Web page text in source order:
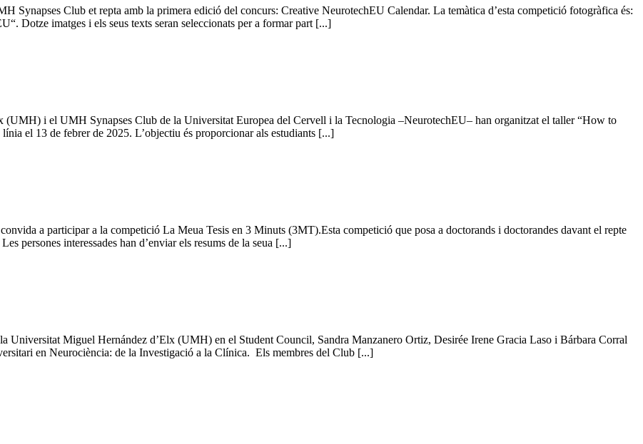
Synapses Club et repta amb la primera edició del concurs: Creative NeurotechEU Calendar. La temàtica d’esta competició fotogràfica és:
Dotze imatges i els seus texts seran seleccionats per a formar part [...]
(UMH) i el UMH Synapses Club de la Universitat Europea del Cervell i la Tecnologia –NeurotechEU– han organitzat el taller “How to
el 13 de febrer de 2025. L’objectiu és proporcionar als estudiants [...]
a participar a la competició La Meua Tesis en 3 Minuts (3MT).Esta competició que posa a doctorands i doctorandes davant el repte
persones interessades han d’enviar els resums de la seua [...]
Universitat Miguel Hernández d’Elx (UMH) en el Student Council, Sandra Manzanero Ortiz, Desirée Irene Gracia Laso i Bárbara Corral
en Neurociència: de la Investigació a la Clínica. Els membres del Club [...]